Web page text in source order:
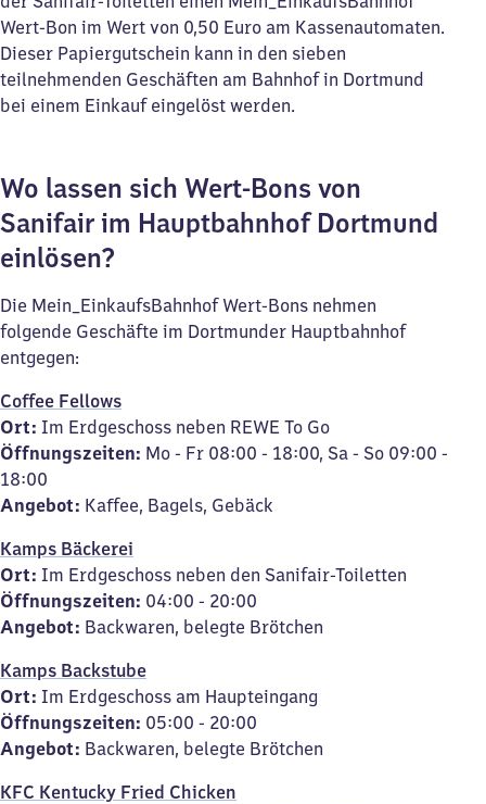
Wert-Bon im Wert von 0,50 Euro am Kassenautomaten.
Dieser Papiergutschein kann in den sieben
teilnehmenden Geschäften am Bahnhof in Dortmund
bei einem Einkauf eingelöst werden.
Wo lassen sich Wert-Bons von
Sanifair im Hauptbahnhof Dortmund
einlösen?
Die Mein_EinkaufsBahnhof Wert-Bons nehmen
folgende Geschäfte im Dortmunder Hauptbahnhof
entgegen:
Coffee Fellows
Ort: Im Erdgeschoss neben REWE To Go
Öffnungszeiten: Mo - Fr 08:00 - 18:00, Sa - So 09:00 -
18:00
Angebot: Kaffee, Bagels, Gebäck
Kamps Bäckerei
Ort: Im Erdgeschoss neben den Sanifair-Toiletten
Öffnungszeiten: 04:00 - 20:00
Angebot: Backwaren, belegte Brötchen
Kamps Backstube
Ort: Im Erdgeschoss am Haupteingang
Öffnungszeiten: 05:00 - 20:00
Angebot: Backwaren, belegte Brötchen
KFC Kentucky Fried Chicken